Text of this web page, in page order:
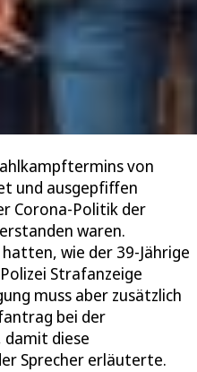
von
und ausgepfiffen
Corona-Politik der
waren.
wie der 39-Jährige
Strafanzeige
muss aber zusätzlich
bei der
diese
Sprecher erläuterte.